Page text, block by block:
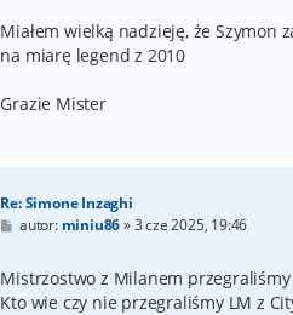
Miałem wielką nadzieję, że Szymon
na miarę legend z 2010
Grazie Mister
Re: Simone Inzaghi
P
t
autor: miniu86»3 cze 2025, 19:46
Mistrzostwo z Milanem
Kto wie czy nie przegraliśmy LM z